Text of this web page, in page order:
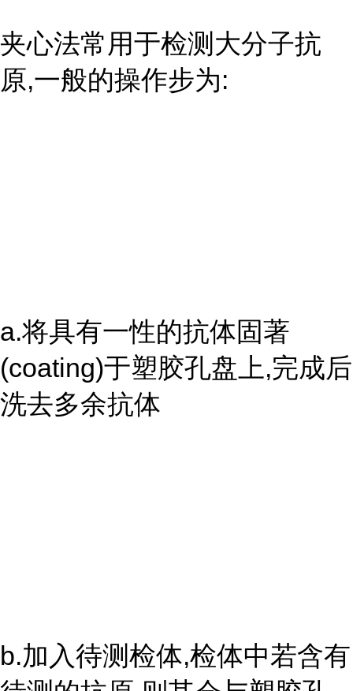
夹心法常用于检测大分子抗
原,一般的操作步为:
a.将具有一性的抗体固著
(coating)于塑胶孔盘上,完成后
洗去多余抗体
b.加入待测检体,检体中若含有